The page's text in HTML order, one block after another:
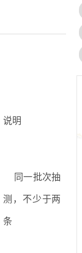
说明
同一批次抽
测，不少于两
条